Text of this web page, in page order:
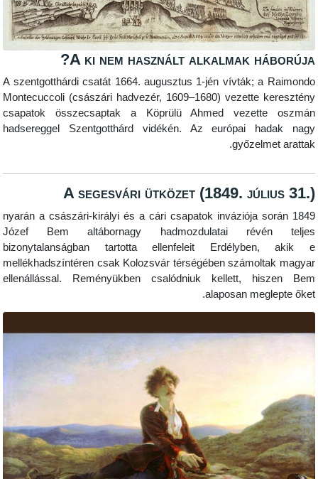
A ki nem használt alkalmak
A szentgotthárdi csatát 1664. augusztus 1-jén vívták;
Montecuccoli (császári hadvezér, 1609–1680)
csapatok összecsaptak a Köprülü Ahmed
hadsereggel Szentgotthárd vidékén. Az európai
A segesvári ütközet (1849.
1849 nyarán a császári-királyi és a cári csapatok
Józef Bem altábornagy hadmozdulatai
bizonytalanságban tartotta ellenfeleit
mellékhadszíntéren csak Kolozsvár térségében
ellenállással. Reményükben csalódniuk kellett,
alaposan